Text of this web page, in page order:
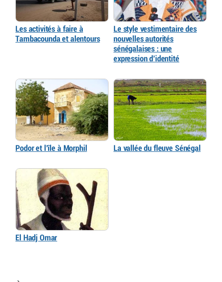
Les activités à faire à
Tambacounda et alentours
Le style vestimentaire des
nouvelles autorités
sénégalaises : une
expression d’identité
Podor et l’île à Morphil La vallée du fleuve Sénégal
El Hadj Omar